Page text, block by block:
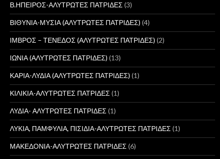
Β.ΗΠΕΙΡΟΣ-ΑΛΥΤΡΩΤΕΣ ΠΑΤΡΙΔΕΣ (3)
ΒΙΘΥΝΙΑ-ΜΥΣΙΑ (ΑΛΥΤΡΩΤΕΣ ΠΑΤΡΙΔΕΣ) (4)
ΙΜΒΡΟΣ – ΤΕΝΕΔΟΣ (ΑΛΥΤΡΩΤΕΣ ΠΑΤΡΙΔΕΣ) (2)
ΙΩΝΙΑ (ΑΛΥΤΡΩΤΕΣ ΠΑΤΡΙΔΕΣ) (13)
ΚΑΡΙΑ-ΛΥΔΙΑ (ΑΛΥΤΡΩΤΕΣ ΠΑΤΡΙΔΕΣ) (1)
ΚΙΛΙΚΙΑ-ΑΛΥΤΡΩΤΕΣ ΠΑΤΡΙΔΕΣ (1)
ΛΥΔΙΑ- ΑΛΥΤΡΩΤΕΣ ΠΑΤΡΙΔΕΣ (1)
ΛΥΚΙΑ, ΠΑΜΦΥΛΙΑ, ΠΙΣΙΔΙΑ-ΑΛΥΤΡΩΤΕΣ ΠΑΤΡΙΔΕΣ (1)
ΜΑΚΕΔΟΝΙΑ-ΑΛΥΤΡΩΤΕΣ ΠΑΤΡΙΔΕΣ (6)